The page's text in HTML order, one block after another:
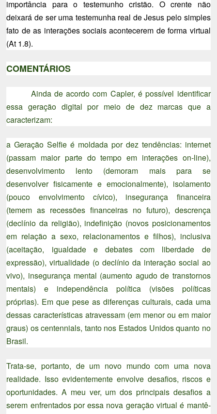
importância para o testemunho cristão. O crente não
deixará de ser uma testemunha real de Jesus pelo simples
fato de as interações sociais acontecerem de forma virtual
(At 1.8).
COMENTÁRIOS
Ainda de acordo com Capler, é possível identificar
essa geração digital por meio de dez marcas que a
caracterizam:
a Geração Selfie é moldada por dez tendências: internet
(passam maior parte do tempo em interações on-line),
desenvolvimento lento (demoram mais para se
desenvolver fisicamente e emocionalmente), isolamento
(pouco envolvimento cívico), insegurança financeira
(temem as recessões financeiras no futuro), descrença
(declínio da religião), indefinição (novos posicionamentos
em relação a sexo, relacionamentos e filhos), inclusiva
(aceitação, igualdade e debates com liberdade de
expressão), virtualidade (o declínio da interação social ao
vivo), insegurança mental (aumento agudo de transtornos
mentais) e independência política (visões políticas
próprias). Em que pese as diferenças culturais, cada uma
dessas características atravessam (em menor ou em maior
graus) os centennials, tanto nos Estados Unidos quanto no
Brasil.
Trata-se, portanto, de um novo mundo com uma nova
realidade. Isso evidentemente envolve desafios, riscos e
oportunidades. A meu ver, um dos principais desafios a
serem enfrentados por essa nova geração virtual é mantê-